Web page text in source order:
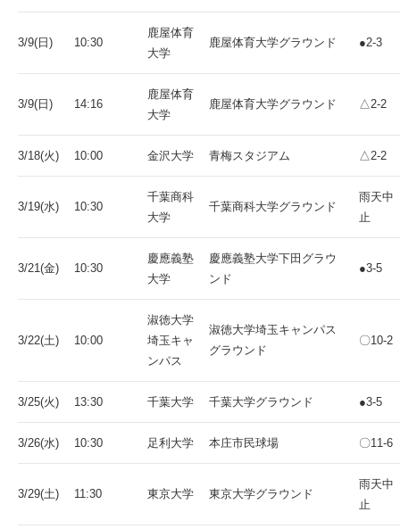
3/9(日) 10:30
鹿屋体育
大学
鹿屋体育大学グラウンド ●2-3
3/9(日) 14:16
鹿屋体育
大学
鹿屋体育大学グラウンド △2-2
3/18(火) 10:00 金沢大学 青梅スタジアム △2-2
3/19(水) 10:30
千葉商科
大学
千葉商科大学グラウンド
雨天中
止
3/21(金) 10:30
慶應義塾
大学
慶應義塾大学下田グラウ
ンド
●3-5
3/22(土) 10:00
淑徳大学
埼玉キャ
ンパス
淑徳大学埼玉キャンパス
グラウンド
〇10-2
3/25(火) 13:30 千葉大学 千葉大学グラウンド ●3-5
3/26(水) 10:30 足利大学 本庄市民球場 〇11-6
3/29(土) 11:30 東京大学 東京大学グラウンド
雨天中
止